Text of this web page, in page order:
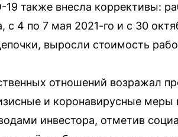
19 также внесла коррективы:
с 4 по 7 мая 2021-го и с 30
выросли стоимость
отношений возражал
и коронавирусные меры
инвестора, отметив